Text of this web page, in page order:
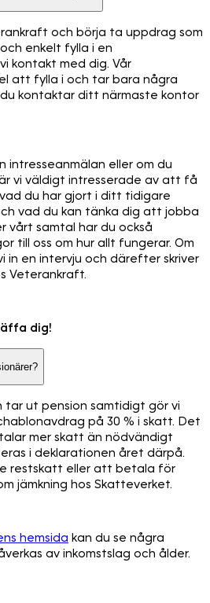
och börja ta uppdrag som
enkelt fylla i en
kontakt med dig. Vår
att fylla i och tar bara några
kontaktar ditt närmaste kontor
intresseanmälan eller om du
vi väldigt intresserade av att få
du har gjort i ditt tidigare
vad du kan tänka dig att jobba
vårt samtal har du också
till oss om hur allt fungerar. Om
in en intervju och därefter skriver
Veterankraft.
dig!
tar ut pension samtidigt gör vi
på 30 % i skatt. Det
mer skatt än nödvändigt
i deklarationen året därpå.
restskatt eller att betala för
jämkning hos Skatteverket.
hemsida kan du se några
av inkomstslag och ålder.